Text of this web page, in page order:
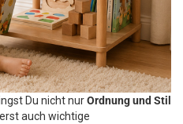
Du nicht nurOrdnung und Stil
auch wichtige